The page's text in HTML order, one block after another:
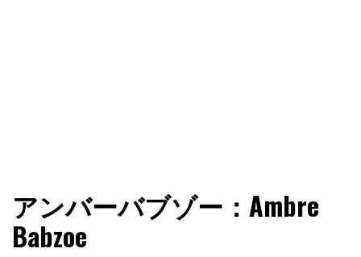
アンバーバブゾー：Ambre
Babzoe